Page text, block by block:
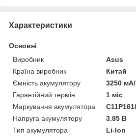
Характеристики
Основні
Виробник
Asus
Країна виробник
Китай
Ємність акумулятору
3250
Гарантійний термін
1 міс
Маркування акумулятора
Напруга акумулятору
3.85 В
Тип акумулятора
Li-Ion